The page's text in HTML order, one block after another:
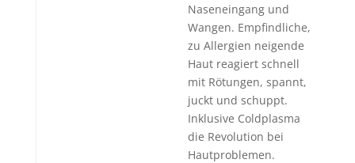
Naseneingang und
Wangen. Empfindliche,
zu Allergien neigende
Haut reagiert schnell
mit Rötungen, spannt,
juckt und schuppt.
Inklusive Coldplasma
die Revolution bei
Hautproblemen.